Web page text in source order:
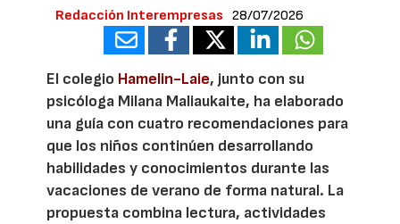
Redacción Interempresas 28/07/2026
El colegio Hamelin-Laie, junto con su
psicóloga Milana Maliaukaite, ha elaborado
una guía con cuatro recomendaciones para
que los niños continúen desarrollando
habilidades y conocimientos durante las
vacaciones de verano de forma natural. La
propuesta combina lectura, actividades